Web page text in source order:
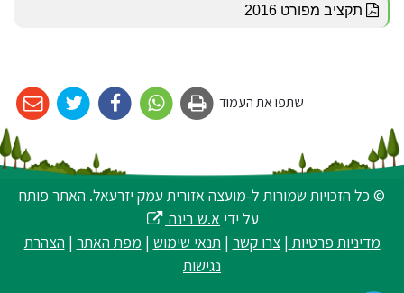
שתפו את העמוד
© כל הזכויות שמורות ל-מועצה אזורית עמק יזרעאל. האתר פותח
על ידי א.ש בינה
מדיניות פרטיות |צרו קשר | תנאי שימוש | מפת האתר | הצהרת
נגישות